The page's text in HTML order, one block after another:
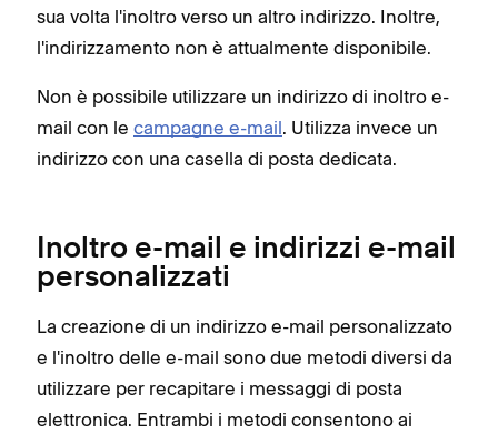
sua volta l'inoltro verso un altro indirizzo. Inoltre,
l'indirizzamento non è attualmente disponibile.
Non è possibile utilizzare un indirizzo di inoltro e-
mail con le campagne e-mail. Utilizza invece un
indirizzo con una casella di posta dedicata.
Inoltro e-mail e indirizzi e-mail
personalizzati
La creazione di un indirizzo e-mail personalizzato
e l'inoltro delle e-mail sono due metodi diversi da
utilizzare per recapitare i messaggi di posta
elettronica. Entrambi i metodi consentono ai